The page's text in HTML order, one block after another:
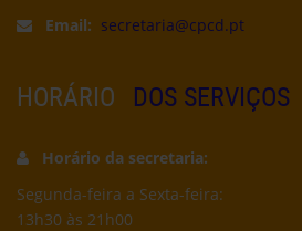
Email: secretaria@cpcd.pt
HORÁRIO DOS SERVIÇOS
Horário da secretaria:
Segunda-feira a Sexta-feira:
13h30 às 21h00